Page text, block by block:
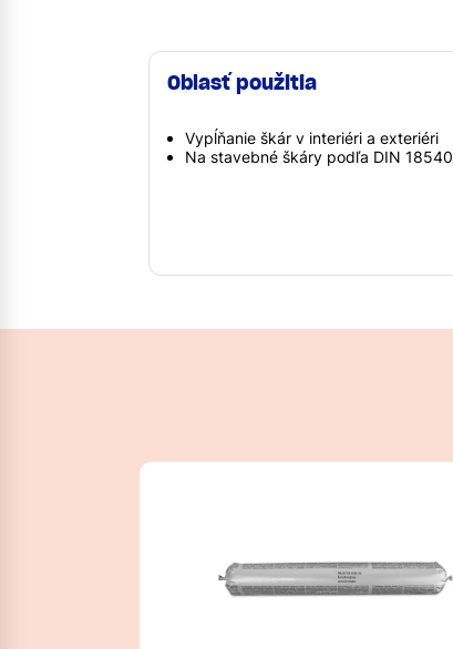
Oblasť použitia
Vypĺňanie škár v interiéri a exteriéri
Na stavebné škáry podľa DIN 18540